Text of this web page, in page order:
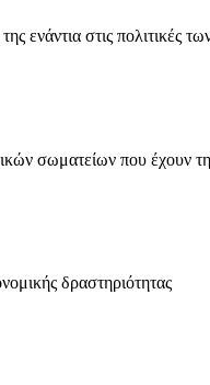
στις πολιτικές
σωματείων που έχουν
δραστηριότητας